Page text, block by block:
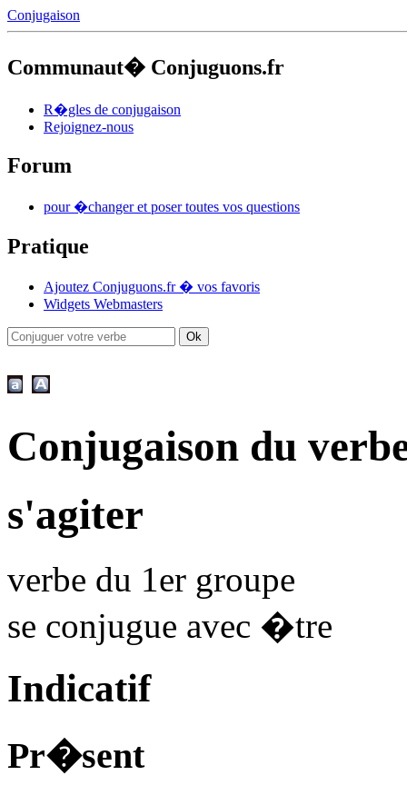
Conjugaison
Communaut� Conjuguons.fr
R�gles de conjugaison
Rejoignez-nous
Forum
pour �changer et poser toutes vos questions
Pratique
Ajoutez Conjuguons.fr � vos favoris
Widgets Webmasters
Conjugaison du
s'agiter
verbe du 1er groupe
se conjugue avec �tre
Indicatif
Pr�sent